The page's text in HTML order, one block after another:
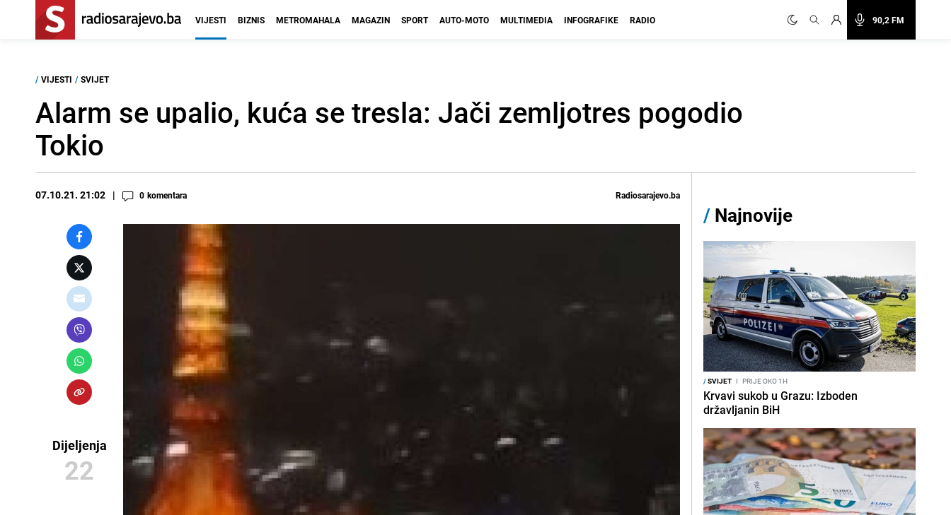
90,2 FM
VIJESTI BIZNIS METROMAHALA MAGAZIN SPORT AUTO-MOTO MULTIMEDIA INFOGRAFIKE RADIO
/ VIJESTI / SVIJET
Alarm se upalio, kuća se tresla: Jači zemljotres pogodio
Tokio
07.10.21. 21:02 0 komentara Radiosarajevo.ba
Dijeljenja
22
/ Najnovije
/SVIJET I PRIJE OKO 1H
Krvavi sukob u Grazu: Izboden
državljanin BiH